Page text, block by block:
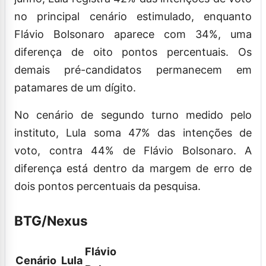
no principal cenário estimulado, enquanto
Flávio Bolsonaro aparece com 34%, uma
diferença de oito pontos percentuais. Os
demais pré-candidatos permanecem em
patamares de um dígito.
No cenário de segundo turno medido pelo
instituto, Lula soma 47% das intenções de
voto, contra 44% de Flávio Bolsonaro. A
diferença está dentro da margem de erro de
dois pontos percentuais da pesquisa.
BTG/Nexus
Cenário Lula
Flávio